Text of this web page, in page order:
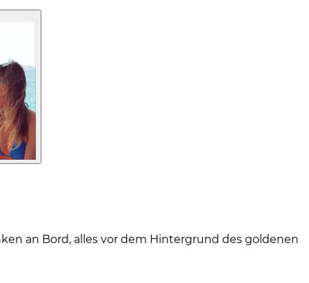
an Bord, alles vor dem Hintergrund des goldenen